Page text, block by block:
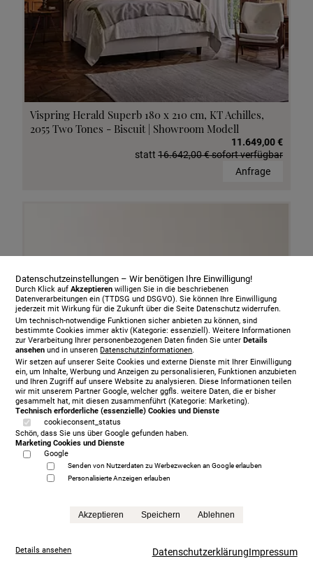
Vispring Herald Superb 180 x 210 cm, KT Achilles,
2055 Two Tones - Biscuit | Showroom Modell
11.649,00 €
statt 16.642,00 € sofort verfügbar
Anfrage
Vispring Baronet Superb 180 x 210 cm, KT Langley
Datenschutzeinstellungen – Wir benötigen Ihre Einwilligung!
Durch Klick aufAkzeptieren willigen Sie in die beschriebenen
Datenverarbeitungen ein (TTDSG und DSGVO). Sie können Ihre Einwilligung
jederzeit mit Wirkung für die Zukunft über die Seite Datenschutz widerrufen.
Um technisch-notwendige Funktionen sicher anbieten zu können, sind
bestimmte Cookies immer aktiv (Kategorie: essenziell). Weitere Informationen
zur Verarbeitung Ihrer personenbezogenen Daten finden Sie unterDetails
ansehen und in unserenDatenschutzinformationen.
Wir setzen auf unserer Seite Cookies und externe Dienste mit Ihrer Einwilligung
ein, um Inhalte, Werbung und Anzeigen zu personalisieren, Funktionen anzubieten
und Ihren Zugriff auf unsere Website zu analysieren. Diese Informationen teilen
wir mit unserem Partner Google, welcher ggfls. weitere Daten, die er bisher
gesammelt hat, mit diesen zusammenführt (Kategorie: Marketing).
Technisch erforderliche (essenzielle) Cookies und Dienste
cookieconsent_status
Schön, dass Sie uns über Google gefunden haben.
Marketing Cookies und Dienste
Google
Senden von Nutzerdaten zu Werbezwecken an Google erlauben
Personalisierte Anzeigen erlauben
Akzeptieren Speichern Ablehnen
Details ansehen DatenschutzerklärungImpressum